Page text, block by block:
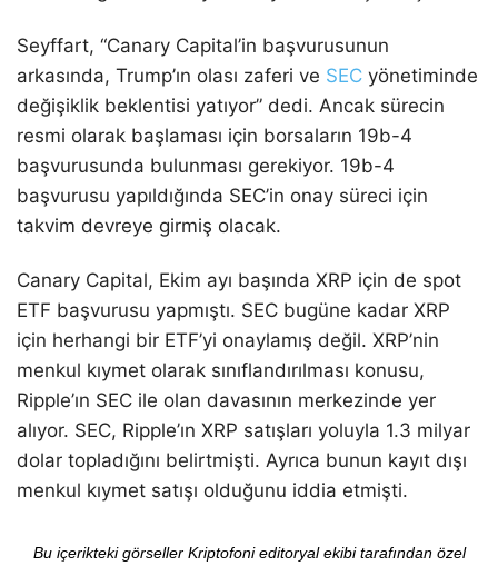
Seyffart, “Canary Capital’in başvurusunun
arkasında, Trump’ın olası zaferi ve SEC yönetiminde
değişiklik beklentisi yatıyor” dedi. Ancak sürecin
resmi olarak başlaması için borsaların 19b-4
başvurusunda bulunması gerekiyor. 19b-4
başvurusu yapıldığında SEC’in onay süreci için
takvim devreye girmiş olacak.
Canary Capital, Ekim ayı başında XRP için de spot
ETF başvurusu yapmıştı. SEC bugüne kadar XRP
için herhangi bir ETF’yi onaylamış değil. XRP’nin
menkul kıymet olarak sınıflandırılması konusu,
Ripple’ın SEC ile olan davasının merkezinde yer
alıyor. SEC, Ripple’ın XRP satışları yoluyla 1.3 milyar
dolar topladığını belirtmişti. Ayrıca bunun kayıt dışı
menkul kıymet satışı olduğunu iddia etmişti.
Bu içerikteki görseller Kriptofoni editoryal ekibi tarafından özel